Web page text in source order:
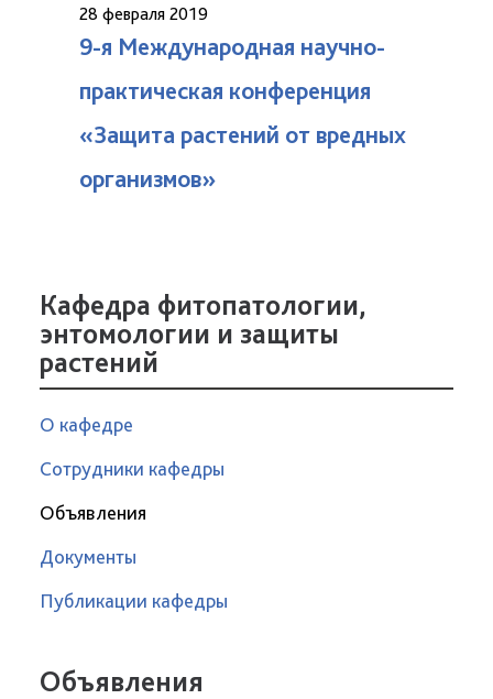
28 февраля 2019
9-я Международная научно-
практическая конференция
«Защита растений от вредных
организмов»
Кафедра фитопатологии,
энтомологии и защиты
растений
О кафедре
Сотрудники кафедры
Объявления
Документы
Публикации кафедры
Объявления